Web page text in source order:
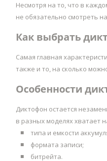
Несмотря на то, что в
не обязательно смотреть
Как выбрать
Самая главная
также и то, на сколько
Особенности
Диктофон остается
в разных моделях хватает
типа и емкости
формата записи;
битрейта.